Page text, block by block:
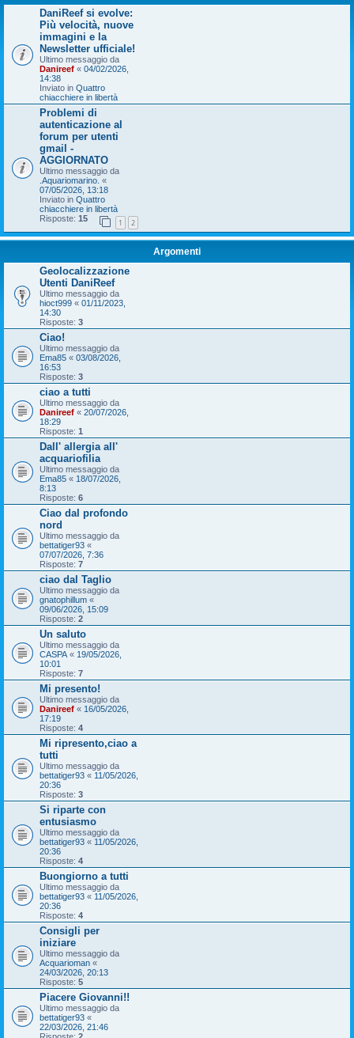
DaniReef si evolve:
Più velocità, nuove
immagini e la
Newsletter ufficiale!
Ultimo messaggio da
Danireef « 04/02/2026,
14:38
Inviato in Quattro
chiacchiere in libertà
Problemi di
autenticazione al
forum per utenti
gmail -
AGGIORNATO
Ultimo messaggio da
.Aquariomarino. «
07/05/2026, 13:18
Inviato in Quattro
chiacchiere in libertà
Risposte: 15 1 2
Argomenti
Geolocalizzazione
Utenti DaniReef
Ultimo messaggio da
hioct999 « 01/11/2023,
14:30
Risposte: 3
Ciao!
Ultimo messaggio da
Ema85 « 03/08/2026,
16:53
Risposte: 3
ciao a tutti
Ultimo messaggio da
Danireef « 20/07/2026,
18:29
Risposte: 1
Dall' allergia all'
acquariofilia
Ultimo messaggio da
Ema85 « 18/07/2026,
8:13
Risposte: 6
Ciao dal profondo
nord
Ultimo messaggio da
bettatiger93 «
07/07/2026, 7:36
Risposte: 7
ciao dal Taglio
Ultimo messaggio da
gnatophillum «
09/06/2026, 15:09
Risposte: 2
Un saluto
Ultimo messaggio da
CASPA« 19/05/2026,
10:01
Risposte: 7
Mi presento!
Ultimo messaggio da
Danireef « 16/05/2026,
17:19
Risposte: 4
Mi ripresento,ciao a
tutti
Ultimo messaggio da
bettatiger93 « 11/05/2026,
20:36
Risposte: 3
Si riparte con
entusiasmo
Ultimo messaggio da
bettatiger93 « 11/05/2026,
20:36
Risposte: 4
Buongiorno a tutti
Ultimo messaggio da
bettatiger93 « 11/05/2026,
20:36
Risposte: 4
Consigli per
iniziare
Ultimo messaggio da
Acquarioman «
24/03/2026, 20:13
Risposte: 5
Piacere Giovanni!!
Ultimo messaggio da
bettatiger93 «
22/03/2026, 21:46